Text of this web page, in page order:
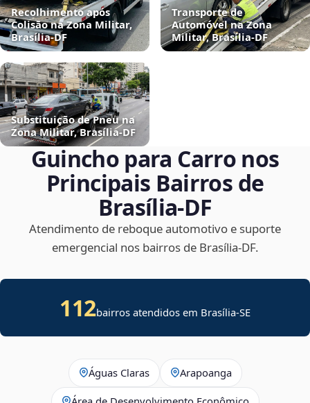
Recolhimento após
Colisão na Zona Militar,
Brasília‑DF
Transporte de
Automóvel na Zona
Militar, Brasília‑DF
Substituição de Pneu na
Zona Militar, Brasília‑DF
Guincho para Carro nos
Principais Bairros de
Brasília‑DF
Atendimento de reboque automotivo e suporte
emergencial nos bairros de Brasília‑DF.
112bairros atendidos em Brasília-SE
Águas Claras Arapoanga